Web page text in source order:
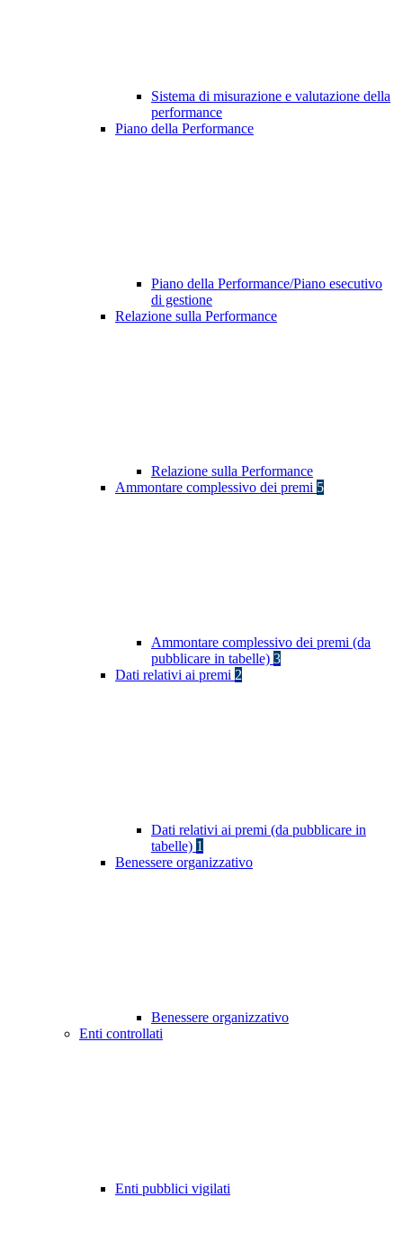
Sistema di misurazione e valutazione della
performance
Piano della Performance
Piano della Performance/Piano esecutivo
di gestione
Relazione sulla Performance
Relazione sulla Performance
Ammontare complessivo dei premi 5
Ammontare complessivo dei premi (da
pubblicare in tabelle) 3
Dati relativi ai premi 2
Dati relativi ai premi (da pubblicare in
tabelle) 1
Benessere organizzativo
Benessere organizzativo
Enti controllati
Enti pubblici vigilati